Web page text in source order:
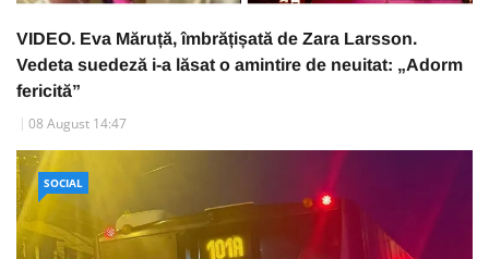
VIDEO. Eva Măruță, îmbrățișată de Zara Larsson.
Vedeta suedeză i-a lăsat o amintire de neuitat: „Adorm
fericită”
08 August 14:47
SOCIAL